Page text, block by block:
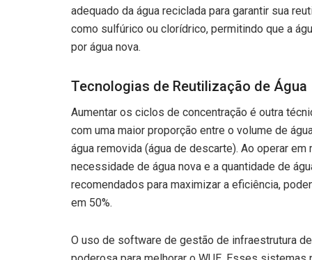
adequado da água reciclada para garantir sua
como sulfúrico ou clorídrico, permitindo que a
por água nova.
Tecnologias de Reutilização de Água
Aumentar os ciclos de concentração é outra
com uma maior proporção entre o volume de
água removida (água de descarte). Ao operar
necessidade de água nova e a quantidade de
recomendados para maximizar a eficiência,
em 50%.
O uso de software de gestão de infraestrutura